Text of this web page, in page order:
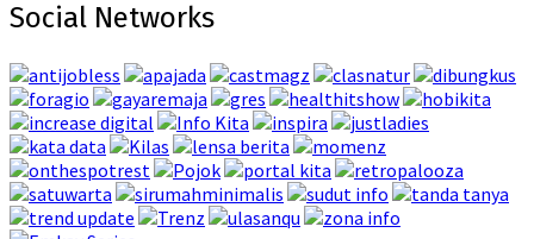
Social Networks